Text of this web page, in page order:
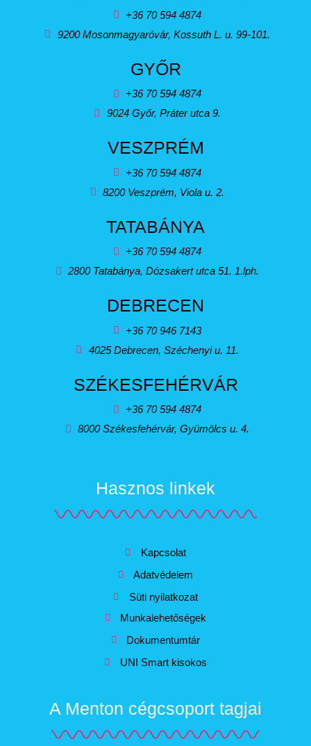
+36 70 594 4874
9200 Mosonmagyaróvár, Kossuth L. u. 99-101.
GYŐR
+36 70 594 4874
9024 Győr, Práter utca 9.
VESZPRÉM
+36 70 594 4874
8200 Veszprém, Viola u. 2.
TATABÁNYA
+36 70 594 4874
2800 Tatabánya, Dózsakert utca 51. 1.lph.
DEBRECEN
+36 70 946 7143
4025 Debrecen, Széchenyi u. 11.
SZÉKESFEHÉRVÁR
+36 70 594 4874
8000 Székesfehérvár, Gyümölcs u. 4.
A Menton cégcsoport tagjai
Hasznos linkek
Kapcsolat
Adatvédelem
Süti nyilatkozat
Munkalehetőségek
Dokumentumtár
UNI Smart kisokos